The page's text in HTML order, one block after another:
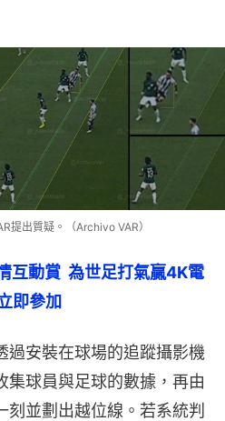
提出質疑。（Archivo VAR）
互動賞  為世足打氣贏4K電
即參加
過安裝在球場的追蹤攝影機
集球員與足球的數據，再由
刻並劃出越位線。若系統判